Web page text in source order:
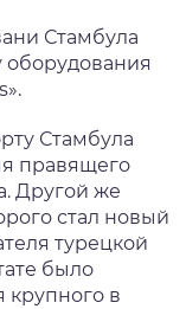
Стамбула
оборудования
Стамбула
правящего
Другой же
стал новый
турецкой
было
в